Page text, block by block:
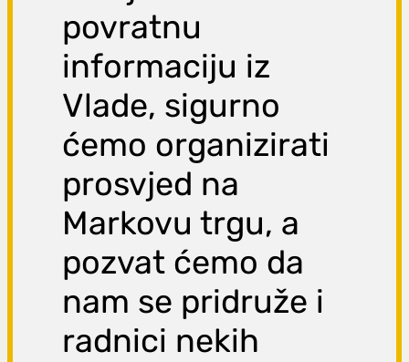
povratnu
informaciju iz
Vlade, sigurno
ćemo organizirati
prosvjed na
Markovu trgu, a
pozvat ćemo da
nam se pridruže i
radnici nekih